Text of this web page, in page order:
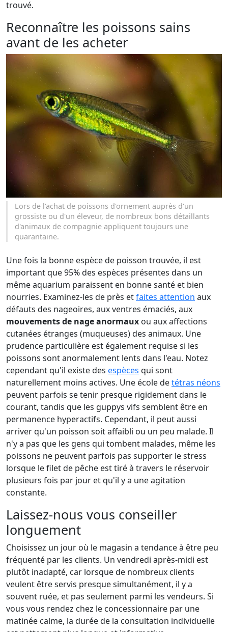
trouvé.
Reconnaître les poissons sains
avant de les acheter
Lors de l'achat de poissons d'ornement auprès d'un
grossiste ou d'un éleveur, de nombreux bons détaillants
d'animaux de compagnie appliquent toujours une
quarantaine.
Une fois la bonne espèce de poisson trouvée, il est
important que 95% des espèces présentes dans un
même aquarium paraissent en bonne santé et bien
nourries. Examinez-les de près etfaites attention aux
défauts des nageoires, aux ventres émaciés, aux
mouvements de nage anormaux ou aux affections
cutanées étranges (muqueuses) des animaux. Une
prudence particulière est également requise si les
poissons sont anormalement lents dans l'eau. Notez
cependant qu'il existe des espèces qui sont
naturellement moins actives. Une école detétras néons
peuvent parfois se tenir presque rigidement dans le
courant, tandis que les guppys vifs semblent être en
permanence hyperactifs. Cependant, il peut aussi
arriver qu'un poisson soit affaibli ou un peu malade. Il
n'y a pas que les gens qui tombent malades, même les
poissons ne peuvent parfois pas supporter le stress
lorsque le filet de pêche est tiré à travers le réservoir
plusieurs fois par jour et qu'il y a une agitation
constante.
Laissez-nous vous conseiller
longuement
Choisissez un jour où le magasin a tendance à être peu
fréquenté par les clients. Un vendredi après-midi est
plutôt inadapté, car lorsque de nombreux clients
veulent être servis presque simultanément, il y a
souvent ruée, et pas seulement parmi les vendeurs. Si
vous vous rendez chez le concessionnaire par une
matinée calme, la durée de la consultation individuelle